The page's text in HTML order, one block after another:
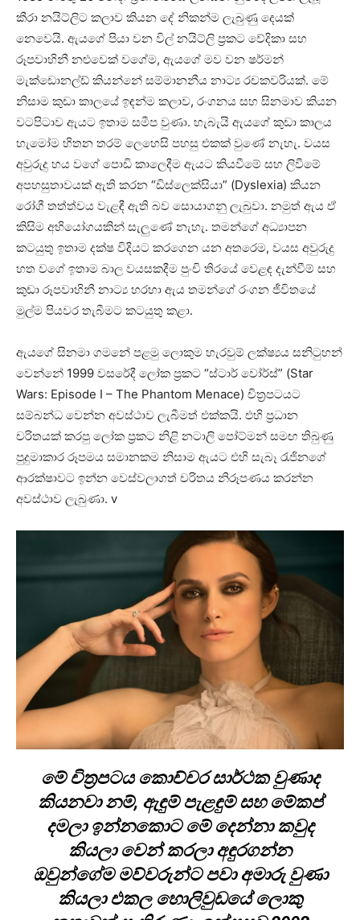
කීරා නයිට්ලිට කලාව කියන දේ නිකන්ම ලැබුණු දෙයක්
නෙවෙයි. ඇයගේ පියා වන විල් නයිට්ලි ප්‍රකට වේදිකා සහ
රූපවාහිනී නළුවෙක් වගේම, ඇයගේ මව වන ෂර්මන්
මැක්ඩොනල්ඩ් කියන්නේ සම්මානනීය නාට්‍ය රචකවරියක්. මේ
නිසාම කුඩා කාලයේ ඉඳන්ම කලාව, රංගනය සහ සිනමාව කියන
වටපිටාව ඇයට ඉතාම සමීප වුණා. හැබැයි ඇයගේ කුඩා කාලය
හැමෝම හිතන තරම් ලෙහෙසි පහසු එකක් වුණේ නැහැ. වයස
අවුරුදු හය වගේ පොඩි කාලෙදීම ඇයට කියවීමේ සහ ලිවීමේ
අපහසුතාවයක් ඇති කරන “ඩිස්ලෙක්සියා” (Dyslexia) කියන
රෝගී තත්ත්වය වැළඳී ඇති බව සොයාගනු ලැබුවා. නමුත් ඇය ඒ
කිසිම අභියෝගයකින් සැලුණේ නැහැ. තමන්ගේ අධ්‍යාපන
කටයුතු ඉතාම දක්ෂ විදියට කරගෙන යන අතරෙම, වයස අවුරුදු
හත වගේ ඉතාම බාල වයසකදීම පුංචි තිරයේ වෙළඳ දැන්වීම් සහ
කුඩා රූපවාහිනී නාට්‍ය හරහා ඇය තමන්ගේ රංගන ජීවිතයේ
මුල්ම පියවර තැබීමට කටයුතු කළා.
ඇයගේ සිනමා ගමනේ පළමු ලොකුම හැරවුම් ලක්ෂ්‍යය සනිටුහන්
වෙන්නේ 1999 වසරේදී ලෝක ප්‍රකට “ස්ටාර් වෝර්ස්” (Star
Wars: Episode I – The Phantom Menace) චිත්‍රපටයට
සම්බන්ධ වෙන්න අවස්ථාව ලැබීමත් එක්කයි. එහි ප්‍රධාන
චරිතයක් කරපු ලෝක ප්‍රකට නිළි නටාලි පෝට්මන් සමඟ තිබුණු
පුදුමාකාර රූපමය සමානකම නිසාම ඇයට එහි සැබෑ රැජිනගේ
ආරක්ෂාවට ඉන්න වෙස්වලාගත් චරිතය නිරූපණය කරන්න
අවස්ථාව ලැබුණා. v
මේ චිත්‍රපටය කොච්චර සාර්ථක වුණාද
කියනවා නම්, ඇඳුම් පැළඳුම් සහ මේකප්
දමලා ඉන්නකොට මේ දෙන්නා කවුද
කියලා වෙන් කරලා අඳුරගන්න
ඔවුන්ගේම මව්වරුන්ට පවා අමාරු වුණා
කියලා එකල හොලිවුඩයේ ලොකු